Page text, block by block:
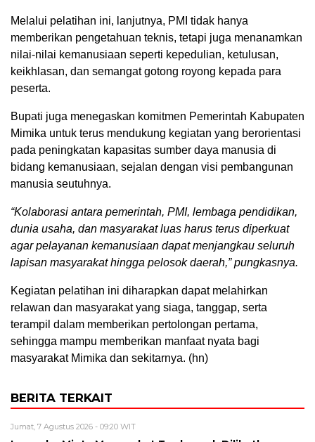
Melalui pelatihan ini, lanjutnya, PMI tidak hanya
memberikan pengetahuan teknis, tetapi juga menanamkan
nilai-nilai kemanusiaan seperti kepedulian, ketulusan,
keikhlasan, dan semangat gotong royong kepada para
peserta.
Bupati juga menegaskan komitmen Pemerintah Kabupaten
Mimika untuk terus mendukung kegiatan yang berorientasi
pada peningkatan kapasitas sumber daya manusia di
bidang kemanusiaan, sejalan dengan visi pembangunan
manusia seutuhnya.
“Kolaborasi antara pemerintah, PMI, lembaga pendidikan,
dunia usaha, dan masyarakat luas harus terus diperkuat
agar pelayanan kemanusiaan dapat menjangkau seluruh
lapisan masyarakat hingga pelosok daerah,” pungkasnya.
Kegiatan pelatihan ini diharapkan dapat melahirkan
relawan dan masyarakat yang siaga, tanggap, serta
terampil dalam memberikan pertolongan pertama,
sehingga mampu memberikan manfaat nyata bagi
masyarakat Mimika dan sekitarnya. (hn)
BERITA TERKAIT
Jumat, 7 Agustus 2026 - 09:20 WIT